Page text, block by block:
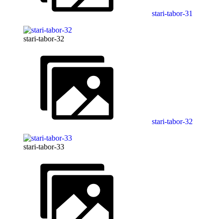
stari-tabor-31
stari-tabor-32
stari-tabor-32
stari-tabor-33